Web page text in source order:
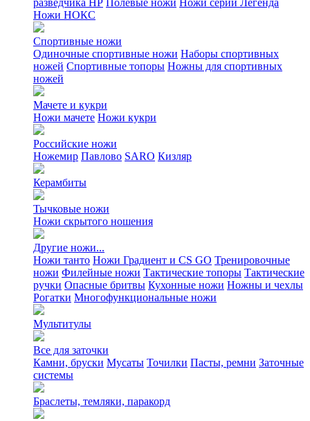
разведчика НР Полевые ножи Ножи серии Легенда
Ножи НОКС
Спортивные ножи
Одиночные спортивные ножи Наборы спортивных
ножей Спортивные топоры Ножны для спортивных
ножей
Мачете и кукри
Ножи мачете Ножи кукри
Российские ножи
Ножемир Павлово SARO Кизляр
Керамбиты
Тычковые ножи
Ножи скрытого ношения
Другие ножи...
Ножи танто Ножи Градиент и CS GO Тренировочные
ножи Филейные ножи Тактические топоры Тактические
ручки Опасные бритвы Кухонные ножи Ножны и чехлы
Рогатки Многофункциональные ножи
Мультитулы
Все для заточки
Камни, бруски Мусаты Точилки Пасты, ремни Заточные
системы
Браслеты, темляки, паракорд